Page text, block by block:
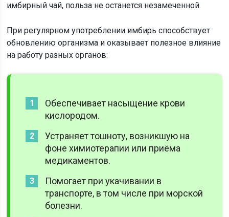
имбирный чай, польза не останется незамеченной.
При регулярном употреблении имбирь способствует
обновлению организма и оказывает полезное влияние
на работу разных органов:
Обеспечивает насыщение крови
кислородом.
Устраняет тошноту, возникшую на
фоне химиотерапии или приёма
медикаментов.
Помогает при укачивании в
транспорте, в том числе при морской
болезни.